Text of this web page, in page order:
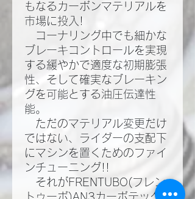
もなるカーボンマテリアルを
市場に投入!​
コーナリング中でも細かな
ブレーキコントロールを実現
する緩やかで適度な初期膨張
性、そして確実なブレーキン
グを可能とする油圧伝達性
能。​
ただのマテリアル変更だけ
ではない、ライダーの支配下
にマシンを置くためのファイ
ンチューニング!!​
それがFRENTUBO(フレン
トゥーボ)AN3カーボテック